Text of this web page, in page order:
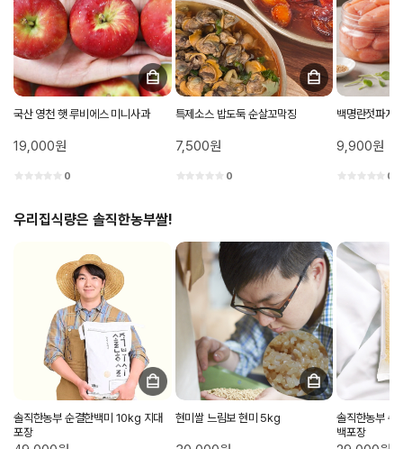
국산 영천 햇 루비에스 미니사과
19,000원
0
특제소스 밥도둑 순살꼬막징
7,500원
0
백명란젓파지
9,900원
0
우리집식량은 솔직한농부쌀!
솔직한농부 순결한백미 10kg 지대
포장
현미쌀 느림보 현미 5kg
솔직한농부 순
백포장